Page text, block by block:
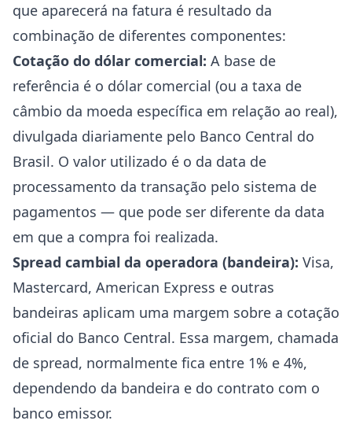
que aparecerá na fatura é resultado da
combinação de diferentes componentes:
Cotação do dólar comercial: A base de
referência é o dólar comercial (ou a taxa de
câmbio da moeda específica em relação ao real),
divulgada diariamente pelo Banco Central do
Brasil. O valor utilizado é o da data de
processamento da transação pelo sistema de
pagamentos — que pode ser diferente da data
em que a compra foi realizada.
Spread cambial da operadora (bandeira): Visa,
Mastercard, American Express e outras
bandeiras aplicam uma margem sobre a cotação
oficial do Banco Central. Essa margem, chamada
de spread, normalmente fica entre 1% e 4%,
dependendo da bandeira e do contrato com o
banco emissor.